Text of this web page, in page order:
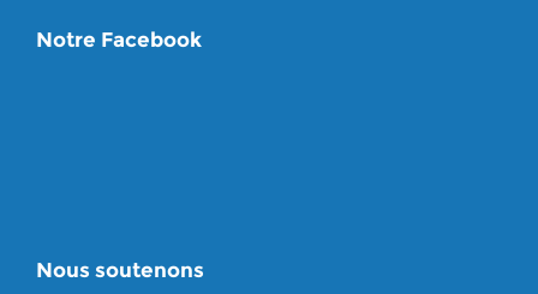
Notre Facebook
Nous soutenons